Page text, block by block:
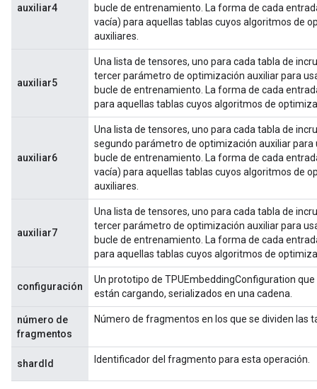
auxiliar4
bucle de entrenamiento. La forma de cada
vacía) para aquellas tablas cuyos algoritmos de
auxiliares.
auxiliar5
Una lista de tensores, uno para cada tabla de
tercer parámetro de optimización auxiliar para
bucle de entrenamiento. La forma de cada
para aquellas tablas cuyos algoritmos de
auxiliar6
Una lista de tensores, uno para cada tabla de
segundo parámetro de optimización auxiliar
bucle de entrenamiento. La forma de cada
vacía) para aquellas tablas cuyos algoritmos de
auxiliares.
auxiliar7
Una lista de tensores, uno para cada tabla de
tercer parámetro de optimización auxiliar para
bucle de entrenamiento. La forma de cada
para aquellas tablas cuyos algoritmos de
configuración
Un prototipo de TPUEmbeddingConfiguration
están cargando, serializados en una cadena.
número de
fragmentos
Número de fragmentos en los que se dividen las
shardId Identificador del fragmento para esta operación.